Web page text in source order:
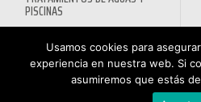
PISCINAS
Usamos cookies para
experiencia en nuestra web. Si
asumiremos que estás